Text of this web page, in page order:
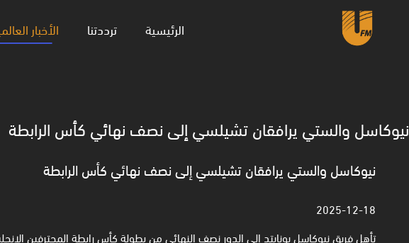
الرئيسية
(current) ترددتنا الأخبار
نيوكاسل والستي يرافقان تشيلسي إلى نصف نهائي كأس الرابطة
نيوكاسل والستي يرافقان تشيلسي إلى نصف نهائي كأس الرابطة
2025-12-18